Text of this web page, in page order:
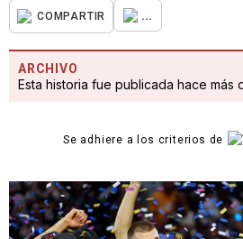
COMPARTIR ...
ARCHIVO
Esta historia fue publicada hace más
Se adhiere a los criterios de